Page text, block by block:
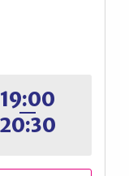
ouders
19:00
20:30